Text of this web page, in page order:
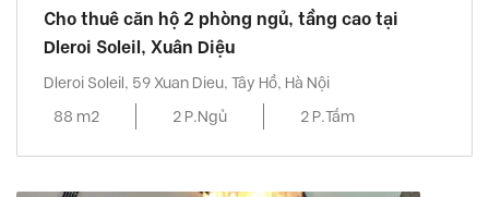
Cho thuê căn hộ 2 phòng ngủ, tầng cao tại
Dleroi Soleil, Xuân Diệu
Dleroi Soleil, 59 Xuan Dieu, Tây Hồ, Hà Nội
88 m2
2 P.Ngủ 2 P.Tắm